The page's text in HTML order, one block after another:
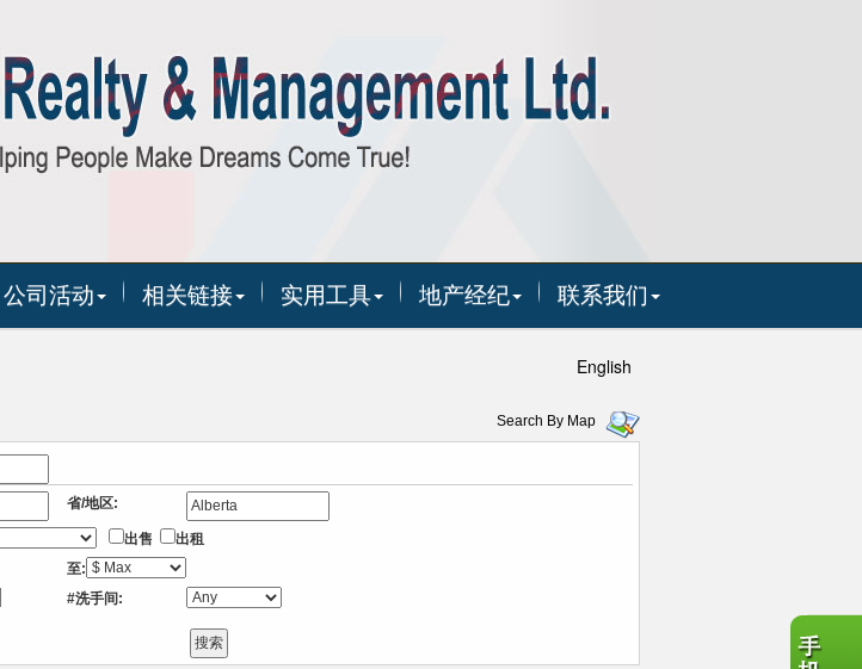
公司活动 相关链接 实用工具 地产经纪 联系我们
English
Search By Map
省/地区:
出售
出租
至:
#洗手间: